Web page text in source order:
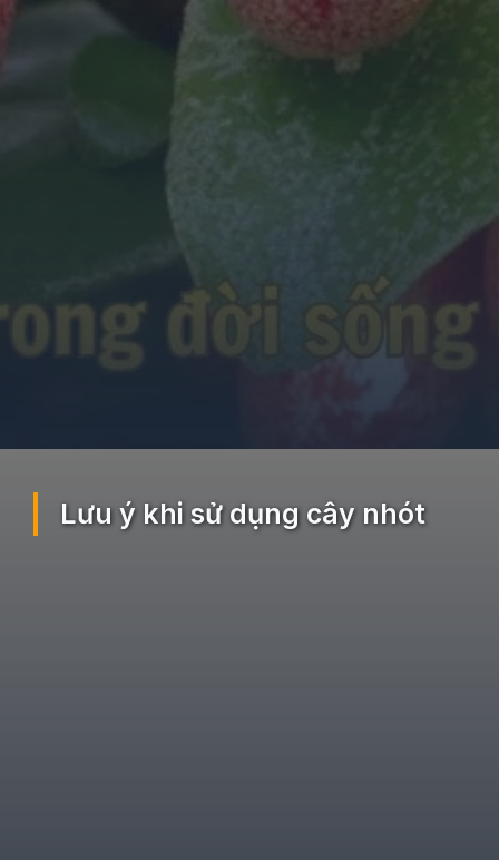
Lưu ý khi sử dụng cây nhót